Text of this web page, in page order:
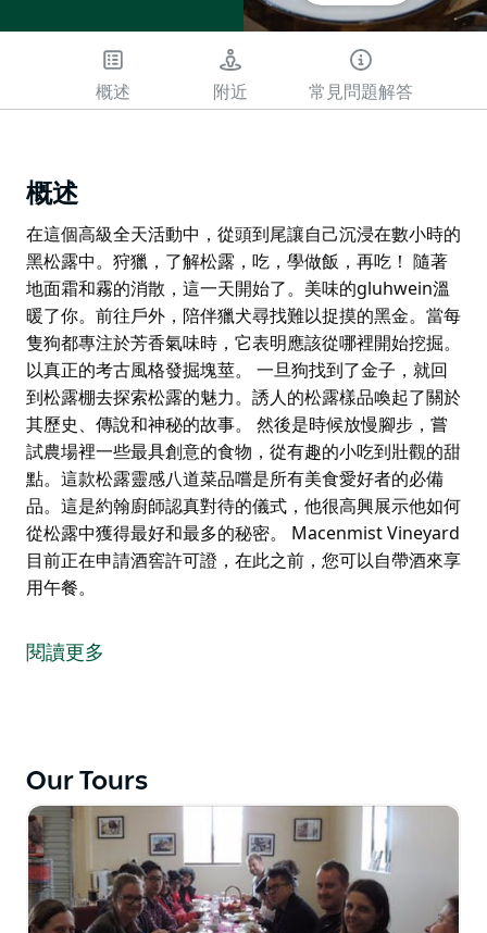
概述 附近 常見問題解答
概述
在這個高級全天活動中，從頭到尾讓自己沉浸在數小時的
黑松露中。狩獵，了解松露，吃，學做飯，再吃！ 隨著
地面霜和霧的消散，這一天開始了。美味的gluhwein溫
暖了你。前往戶外，陪伴獵犬尋找難以捉摸的黑金。當每
隻狗都專注於芳香氣味時，它表明應該從哪裡開始挖掘。
以真正的考古風格發掘塊莖。 一旦狗找到了金子，就回
到松露棚去探索松露的魅力。誘人的松露樣品喚起了關於
其歷史、傳說和神秘的故事。 然後是時候放慢腳步，嘗
試農場裡一些最具創意的食物，從有趣的小吃到壯觀的甜
點。這款松露靈感八道菜品嚐是所有美食愛好者的必備
品。這是約翰廚師認真對待的儀式，他很高興展示他如何
從松露中獲得最好和最多的秘密。 Macenmist Vineyard
目前正在申請酒窖許可證，在此之前，您可以自帶酒來享
用午餐。
黑松露中。狩獵，了解松露，吃，學做飯，再吃！
一旦狗找到了金子，就回到松露棚去探索松露的魅力。誘
人的松露樣品喚起了關於其歷史、傳說和神秘的故事。
然後是時候放慢腳步，嘗試農場裡一些最具創意的食物，
從有趣的小吃到壯觀的甜點。這款松露靈感八道菜品嚐是
所有美食愛好者的必備品。這是約翰廚師認真對待的儀
閱讀更多
Our Tours